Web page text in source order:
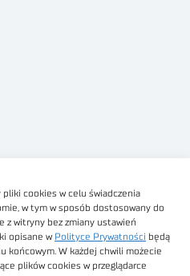
cookies w celu świadczenia
w tym w sposób dostosowany do
z witryny bez zmiany ustawień
opisane w Polityce Prywatności będą
końcowym. W każdej chwili możecie
plików cookies w przeglądarce